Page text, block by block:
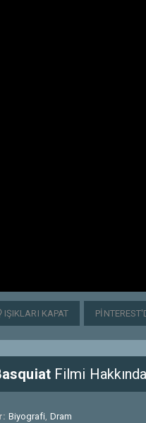
IŞIKLARI KAPAT
Filmi Hakkında
Biyografi, Dram